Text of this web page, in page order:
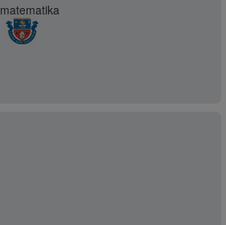
matematika